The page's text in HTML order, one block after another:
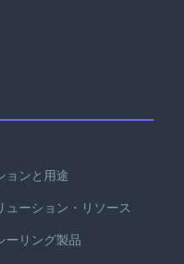
ョンと用途
ューション・リソース
ーリング製品